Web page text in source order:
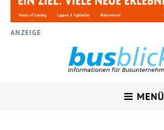
ANZEIGE
MENÜ